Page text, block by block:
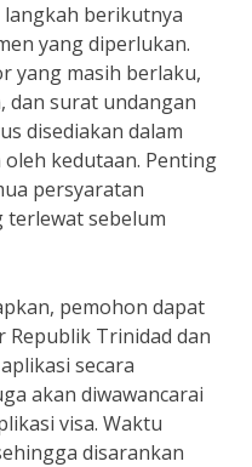
berikutnya
yang diperlukan.
yang masih berlaku,
surat undangan
disediakan dalam
kedutaan. Penting
persyaratan
terlewat sebelum
pemohon dapat
Republik Trinidad dan
secara
akan diwawancarai
visa. Waktu
disarankan